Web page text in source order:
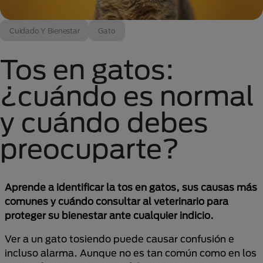
Cuidado Y Bienestar Gato
Tos en gatos:
¿cuándo es normal
y cuándo debes
preocuparte?
Aprende a identificar la tos en gatos, sus causas más
comunes y cuándo consultar al veterinario para
proteger su bienestar ante cualquier indicio.
Ver a un gato tosiendo puede causar confusión e
incluso alarma. Aunque no es tan común como en los